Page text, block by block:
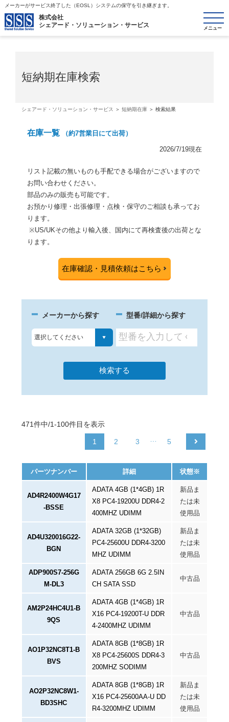
メーカーがサービス終了した（EOSL）システムの保守を引き継ぎます。
株式会社
シェアード・ソリューション・サービス
toggle
短納期在庫検索
シェアード・ソリューション・サービス ＞ 短納期在庫＞ 検索結果
在庫一覧 （約7営業日にて出荷）
2026/7/19現在
リスト記載の無いものも手配できる場合がございますので
お問い合わせください。
部品のみの販売も可能です。
お預かり修理・出張修理・点検・ 保守のご相談も承ってお
ります。
※US/UKその他より輸入後、国内にて再検査後の出荷とな
ります。
在庫確認・見積依頼はこちら
メーカーから探す 型番/詳細から探す
471件中/1-100件目を表示
1 2 3 5
パーツナンバー 詳細 状態※
AD4R2400W4G17
-BSSE
ADATA 4GB (1*4GB) 1R
X8 PC4-19200U DDR4-2
400MHZ UDIMM
新品ま
たは未
使用品
AD4U320016G22-
BGN
ADATA 32GB (1*32GB)
PC4-25600U DDR4-3200
MHZ UDIMM
新品ま
たは未
使用品
ADP900S7-256G
M-DL3
ADATA 256GB 6G 2.5IN
CH SATA SSD
中古品
AM2P24HC4U1-B
9QS
ADATA 4GB (1*4GB) 1R
X16 PC4-19200T-U DDR
4-2400MHZ UDIMM
中古品
AO1P32NC8T1-B
BVS
ADATA 8GB (1*8GB) 1R
X8 PC4-25600S DDR4-3
200MHZ SODIMM
中古品
AO2P32NC8W1-
BD3SHC
ADATA 8GB (1*8GB) 1R
X16 PC4-25600AA-U DD
R4-3200MHZ UDIMM
新品ま
たは未
使用品